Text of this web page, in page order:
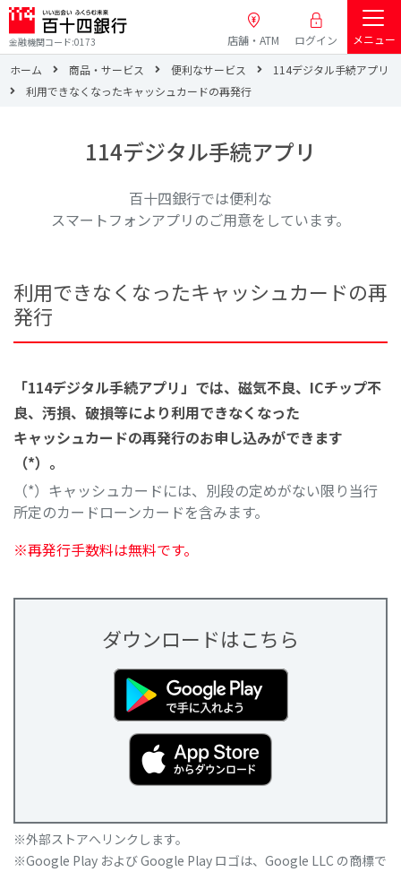
金融機関コード:0173 店舗・ATM ログイン
メニュー
ホーム
商品・サービス 便利なサービス
114デジタル手続アプリ
利用できなくなったキャッシュカードの再発行
114デジタル手続アプリ
百十四銀行では便利な
スマートフォンアプリのご用意をしています。
利用できなくなったキャッシュカードの再
発行
「114デジタル手続アプリ」では、磁気不良、ICチップ不
良、汚損、破損等により利用できなくなった
キャッシュカードの再発行のお申し込みができます
（*）。
（*）キャッシュカードには、別段の定めがない限り当行
所定のカードローンカードを含みます。
※再発行手数料は無料です。
ダウンロードはこちら
外部ストアへリンクします。
Google Play および Google Play ロゴは、Google LLC の商標で